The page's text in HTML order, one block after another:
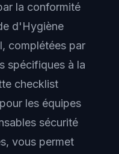
la conformité
d'Hygiène
complétées par
spécifiques à la
checklist
les équipes
sécurité
vous permet